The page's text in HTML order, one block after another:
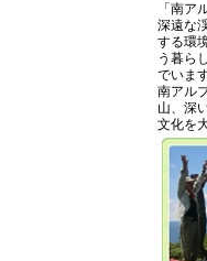
「南ア
深遠な
する環
う暮ら
でいま
南アル
山、深
文化を